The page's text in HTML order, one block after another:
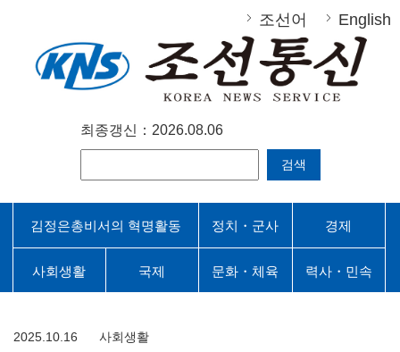
조선어 English
최종갱신：2026.08.06
검색
김정은총비서의 혁명활동 정치・군사 경제
사회생활 국제 문화・체육 력사・민속
2025.10.16 사회생활